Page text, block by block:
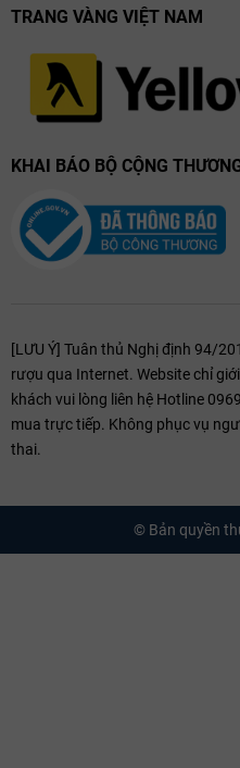
TRANG VÀNG VIỆT NAM
KHAI BÁO BỘ CỘNG
[LƯU Ý] Tuân thủ Nghị định 94/
rượu qua Internet. Website chỉ
khách vui lòng liên hệ Hotline
mua trực tiếp. Không phục vụ
thai.
© Bản quyền